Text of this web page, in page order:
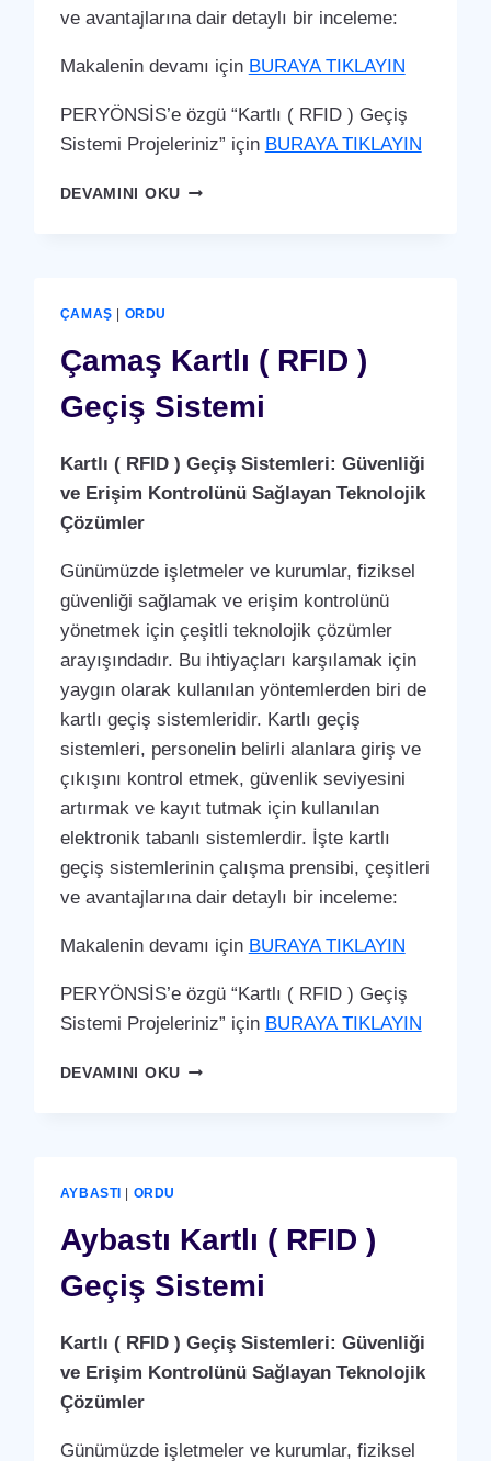
ve avantajlarına dair detaylı bir inceleme:
Makalenin devamı için BURAYA TIKLAYIN
PERYÖNSİS’e özgü “Kartlı ( RFID ) Geçiş
Sistemi Projeleriniz” için BURAYA TIKLAYIN
DEVAMINI OKUÇATALPINAR
ÇAMAŞ ORDU
Çamaş Kartlı ( RFID )
Geçiş Sistemi
Kartlı ( RFID ) Geçiş Sistemleri: Güvenliği
ve Erişim Kontrolünü Sağlayan Teknolojik
Çözümler
Günümüzde işletmeler ve kurumlar, fiziksel
güvenliği sağlamak ve erişim kontrolünü
yönetmek için çeşitli teknolojik çözümler
arayışındadır. Bu ihtiyaçları karşılamak için
yaygın olarak kullanılan yöntemlerden biri de
kartlı geçiş sistemleridir. Kartlı geçiş
sistemleri, personelin belirli alanlara giriş ve
çıkışını kontrol etmek, güvenlik seviyesini
artırmak ve kayıt tutmak için kullanılan
elektronik tabanlı sistemlerdir. İşte kartlı
geçiş sistemlerinin çalışma prensibi, çeşitleri
ve avantajlarına dair detaylı bir inceleme:
Makalenin devamı için BURAYA TIKLAYIN
PERYÖNSİS’e özgü “Kartlı ( RFID ) Geçiş
Sistemi Projeleriniz” için BURAYA TIKLAYIN
DEVAMINI OKUÇAMAŞ
AYBASTI | ORDU
Aybastı Kartlı ( RFID )
Geçiş Sistemi
Kartlı ( RFID ) Geçiş Sistemleri: Güvenliği
ve Erişim Kontrolünü Sağlayan Teknolojik
Çözümler
Günümüzde işletmeler ve kurumlar, fiziksel